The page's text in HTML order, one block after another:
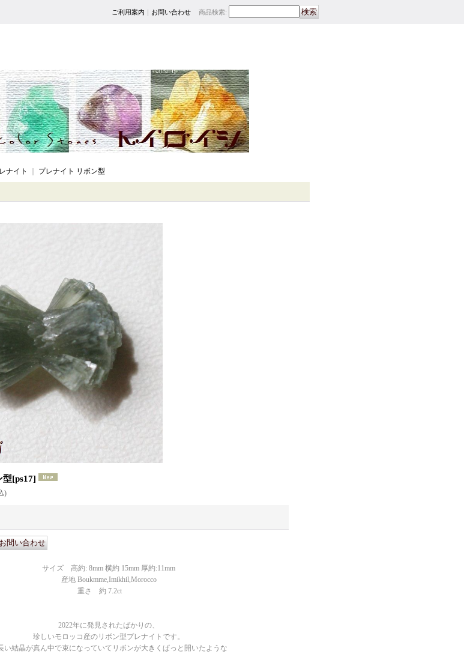
ご利用案内 ｜ お問い合わせ 商品検索:
ナイト プレナイト リボン型
型[ps17]
)
サイズ 高約: 8mm 横約 15mm 厚約:11mm
産地 Boukmme,Imikhil,Morocco
重さ 約 7.2ct
2022年に発見されたばかりの、
珍しいモロッコ産のリボン型プレナイトです。
い結晶が真ん中で束になっていてリボンが大きくぱっと開いたような